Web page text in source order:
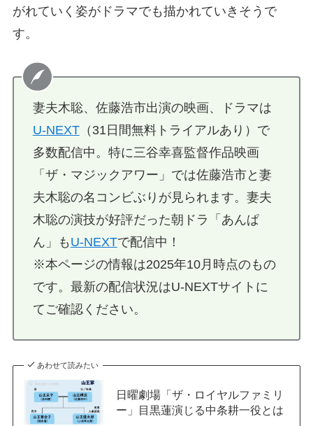
がれていく姿がドラマでも描かれていきそうで
す。
妻夫木聡、佐藤浩市出演の映画、ドラマは
U-NEXT（31日間無料トライアルあり）で
多数配信中。特に三谷幸喜監督作品映画
「ザ・マジックアワー」では佐藤浩市と妻
夫木聡の名コンビぶりが見られます。妻夫
木聡の演技が好評だった朝ドラ「あんぱ
ん」も U-NEXTで配信中！
※本ページの情報は2025年10月時点のもの
です。最新の配信状況はU-NEXTサイトに
てご確認ください。
あわせて読みたい
日曜劇場「ザ・ロイヤルファミリ
ー」目黒蓮演じる中条耕一役とは